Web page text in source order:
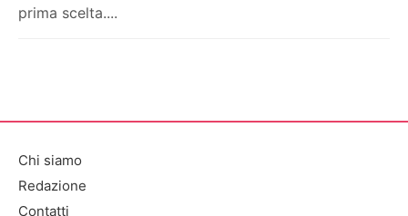
prima scelta....
Chi siamo
Redazione
Contatti